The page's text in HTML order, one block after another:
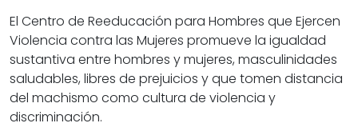
El Centro de Reeducación para Hombres que Ejercen
Violencia contra las Mujeres promueve la igualdad
sustantiva entre hombres y mujeres, masculinidades
saludables, libres de prejuicios y que tomen distancia
del machismo como cultura de violencia y
discriminación.